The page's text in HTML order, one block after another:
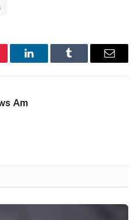
LinkedInTumblr Email
Am